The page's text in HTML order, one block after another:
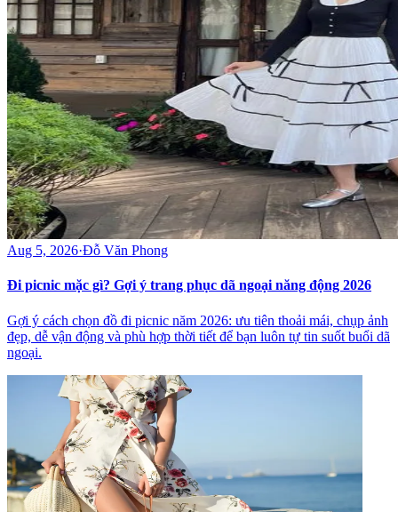
Aug 5, 2026·Đỗ Văn Phong
Đi picnic mặc gì? Gợi ý trang phục dã ngoại năng động 2026
Gợi ý cách chọn đồ đi picnic năm 2026: ưu tiên thoải mái, chụp ảnh
đẹp, dễ vận động và phù hợp thời tiết để bạn luôn tự tin suốt buổi dã
ngoại.